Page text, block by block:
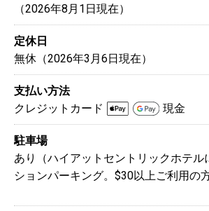
（2026年8月1日現在）
定休日
無休（2026年3月6日現在）
支払い方法
クレジットカード
現金
駐車場
あり（ハイアットセントリックホテル
ションパーキング。$30以上ご利用の方